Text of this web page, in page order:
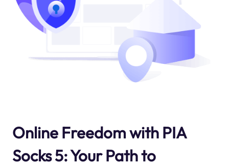
Online Freedom with PIA
Socks 5: Your Path to